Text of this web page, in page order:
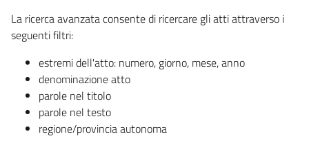
La ricerca avanzata consente di ricercare gli atti attraverso i
seguenti filtri:
estremi dell'atto: numero, giorno, mese, anno
denominazione atto
parole nel titolo
parole nel testo
regione/provincia autonoma